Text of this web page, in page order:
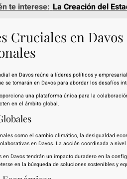
te interese: La Creación del
Cruciales en
en Davos reúne a líderes políticos y
se tomarán en Davos para abordar los desafíos
una plataforma única para la
en el ámbito global.
como el cambio climático, la desigualdad
en Davos. La acción coordinada a
en Davos tendrán un impacto duradero en la
en la búsqueda de soluciones sostenibles y